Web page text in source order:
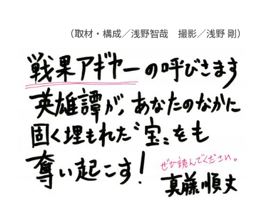
（取材・構成／浅野智哉 撮影／浅野 剛）
著者サイン画像